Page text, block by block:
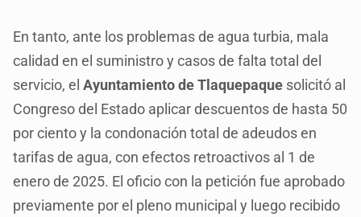
En tanto, ante los problemas de agua turbia, mala
calidad en el suministro y casos de falta total del
servicio, elAyuntamiento de Tlaquepaque solicitó al
Congreso del Estado aplicar descuentos de hasta 50
por ciento y la condonación total de adeudos en
tarifas de agua, con efectos retroactivos al 1 de
enero de 2025. El oficio con la petición fue aprobado
previamente por el pleno municipal y luego recibido